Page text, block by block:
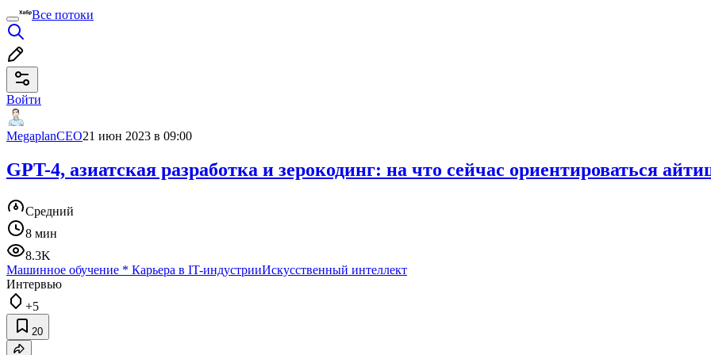
Все потоки
Войти
MegaplanCEO21 июн 2023 в 09:00
GPT-4, азиатская разработка и зерокодинг: на что сейчас ориентироваться
Средний
8 мин
8.3K
Машинное обучение * Карьера в IT-индустрииИскусственный интеллект
Интервью
+5
20